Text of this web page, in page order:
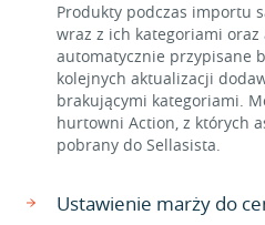
Produkty podczas importu
wraz z ich kategoriami
automatycznie przypisane
kolejnych aktualizacji
brakującymi kategoriami.
hurtowni Action, z których
pobrany do Sellasista.
Ustawienie marży do